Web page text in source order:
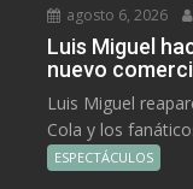
agosto 6, 2026
Luis Miguel
nuevo
Luis Miguel
Cola y los
ESPECTÁCULOS